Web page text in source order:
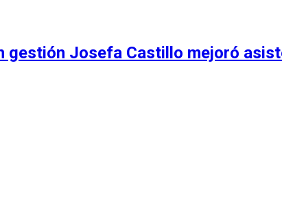
gestión Josefa Castillo mejoró